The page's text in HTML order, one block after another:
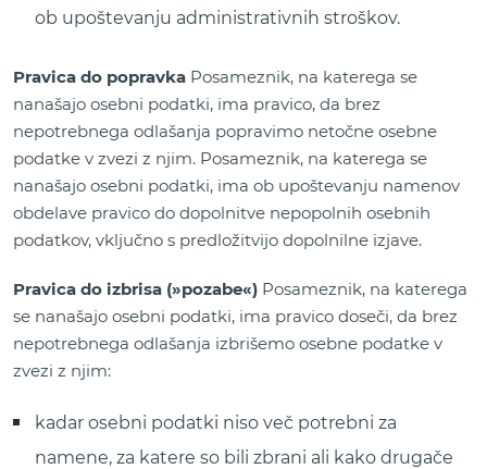
ob upoštevanju administrativnih stroškov.
Pravica do popravka Posameznik, na katerega se
nanašajo osebni podatki, ima pravico, da brez
nepotrebnega odlašanja popravimo netočne osebne
podatke v zvezi z njim. Posameznik, na katerega se
nanašajo osebni podatki, ima ob upoštevanju namenov
obdelave pravico do dopolnitve nepopolnih osebnih
podatkov, vključno s predložitvijo dopolnilne izjave.
Pravica do izbrisa (»pozabe«) Posameznik, na katerega
se nanašajo osebni podatki, ima pravico doseči, da brez
nepotrebnega odlašanja izbrišemo osebne podatke v
zvezi z njim:
kadar osebni podatki niso več potrebni za
namene, za katere so bili zbrani ali kako drugače